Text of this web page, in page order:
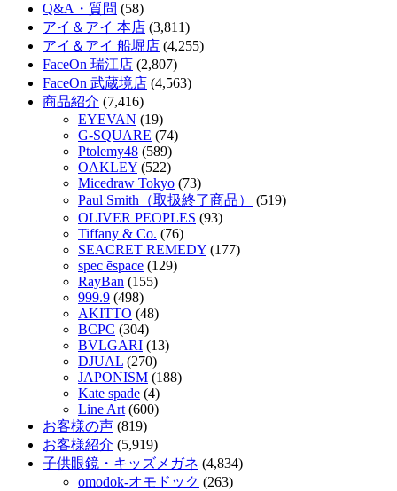
Q&A・質問 (58)
アイ＆アイ 本店 (3,811)
アイ＆アイ 船堀店 (4,255)
FaceOn 瑞江店 (2,807)
FaceOn 武蔵境店 (4,563)
商品紹介 (7,416)
EYEVAN (19)
G-SQUARE (74)
Ptolemy48 (589)
OAKLEY (522)
Micedraw Tokyo (73)
Paul Smith（取扱終了商品）
(519)
OLIVER PEOPLES (93)
Tiffany & Co. (76)
SEACRET REMEDY (177)
spec ēspace (129)
RayBan (155)
999.9 (498)
AKITTO (48)
BCPC (304)
BVLGARI (13)
DJUAL (270)
JAPONISM (188)
Kate spade (4)
Line Art (600)
お客様の声 (819)
お客様紹介 (5,919)
子供眼鏡・キッズメガネ (4,834)
omodok-オモドック (263)